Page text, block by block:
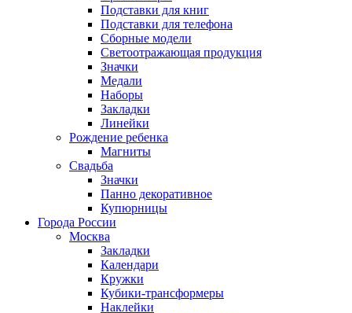
Подставки для книг
Подставки для телефона
Сборные модели
Светоотражающая продукция
Значки
Медали
Наборы
Закладки
Линейки
Рождение ребенка
Магниты
Свадьба
Значки
Панно декоративное
Купюрницы
Города России
Москва
Закладки
Календари
Кружки
Кубики-трансформеры
Наклейки